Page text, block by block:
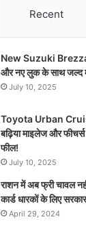
Recent
New Suzuki Brezza
और नए लुक के साथ जल्द
July 10, 2025
Toyota Urban
बढ़िया माइलेज और
फील!
July 10, 2025
राशन में अब फ्री चावल
कार्ड धारकों के लिए
April 29, 2024